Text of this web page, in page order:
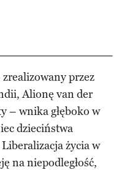
przez
Alionę van der
– wnika głęboko w
dzieciństwa
życia w
na niepodległość,